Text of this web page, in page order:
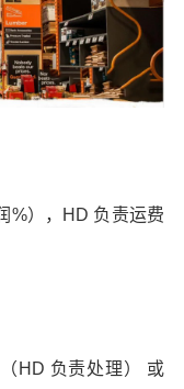
%），HD 负责运费
HD 负责处理） 或